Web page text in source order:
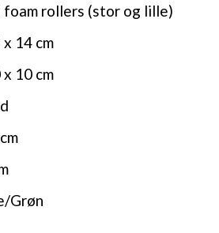
rollers (stor og lille)
14 cm
10 cm
Grøn